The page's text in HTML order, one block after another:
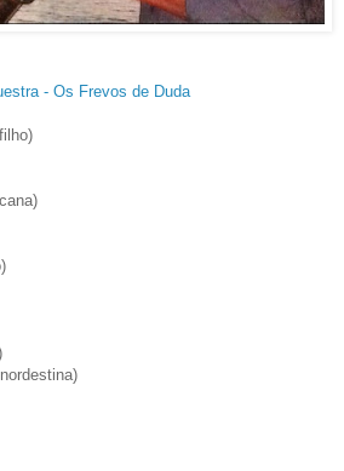
- Os Frevos de Duda